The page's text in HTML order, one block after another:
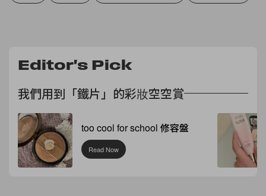
Editor's Pick
我們用到「鐵片」的彩妝空空賞
too cool for school 修容盤
Read Now